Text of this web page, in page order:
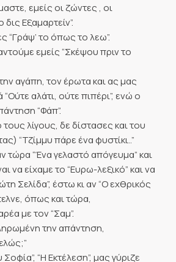
εμείς οι ζώντες , οι
Εξαμαρτείν”.
“Γράψ’ το όπως το λεω”.
εμείς “Σκέψου πριν το
αγάπη, τον έρωτα και ας μας
“Ούτε αλάτι, ούτε πιπέρι”, ενώ ο
“Φάπ”.
λίγους, δε δίστασες και του
“Τζίμμυ πάρε ένα φυστίκι..”
τώρα “Ένα γελαστό απόγευμα” και
να είχαμε το “Ευρω-λεξικό” και να
Σελίδα”, έστω κι αν “Ο εχθρικός
όπως και τώρα,
με τον “Σαμ”.
την απάντηση,
“Η Εκτέλεση”, μας γύριζε